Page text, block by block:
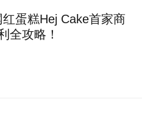
蛋糕Hej Cake首家商
全攻略！